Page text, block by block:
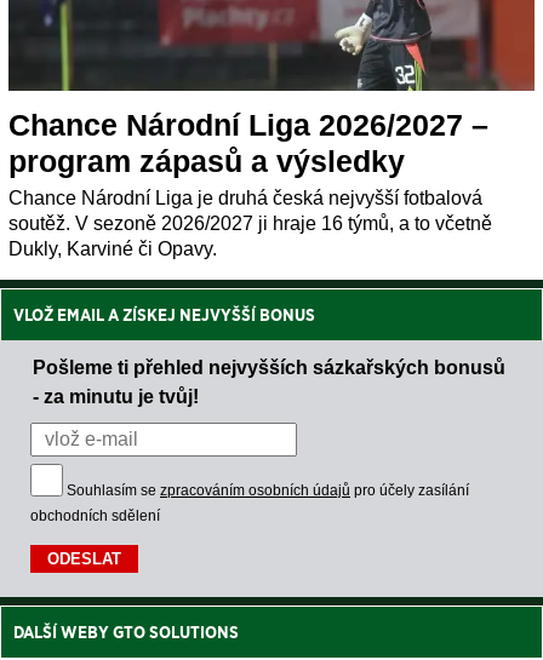
Chance Národní Liga 2026/2027 –
program zápasů a výsledky
Chance Národní Liga je druhá česká nejvyšší fotbalová
soutěž. V sezoně 2026/2027 ji hraje 16 týmů, a to včetně
Dukly, Karviné či Opavy.
VLOŽ EMAIL A ZÍSKEJ NEJVYŠŠÍ BONUS
Pošleme ti přehled nejvyšších sázkařských bonusů
- za minutu je tvůj!
Souhlasím se zpracováním osobních údajů pro účely zasílání
obchodních sdělení
DALŠÍ WEBY GTO SOLUTIONS